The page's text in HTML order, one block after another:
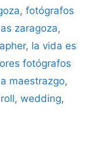
, fotógrafos
zaragoza,
, la vida es
fotógrafos
maestrazgo,
, wedding,